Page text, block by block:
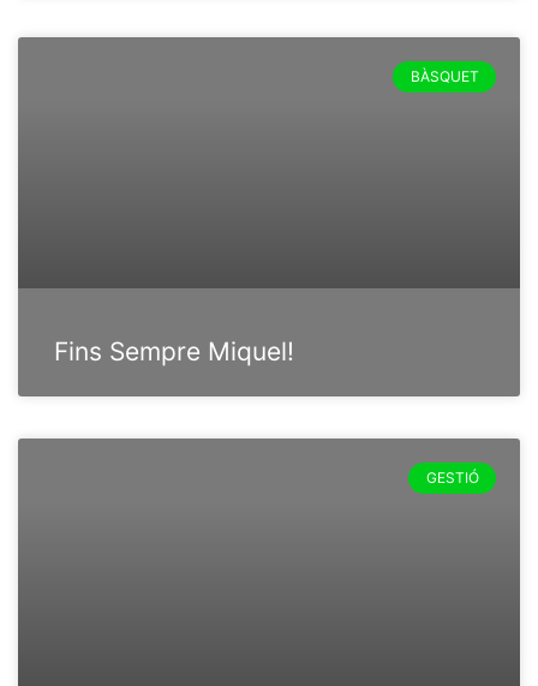
BÀSQUET
Fins Sempre Miquel!
GESTIÓ